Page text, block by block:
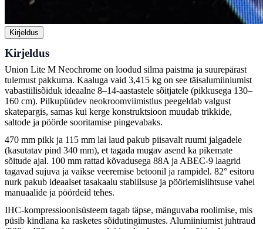
Kirjeldus
Kirjeldus
Union Lite M Neochrome on loodud silma paistma ja suurepärast
tulemust pakkuma. Kaaluga vaid 3,415 kg on see täisalumiiniumist
vabastiilisõiduk ideaalne 8–14-aastastele sõitjatele (pikkusega 130–
160 cm). Pilkupüüdev neokroomviimistlus peegeldab valgust
skatepargis, samas kui kerge konstruktsioon muudab trikkide,
saltode ja pöörde sooritamise pingevabaks.
470 mm pikk ja 115 mm lai laud pakub piisavalt ruumi jalgadele
(kasutatav pind 340 mm), et tagada mugav asend ka pikemate
sõitude ajal. 100 mm rattad kõvadusega 88A ja ABEC-9 laagrid
tagavad sujuva ja vaikse veeremise betoonil ja rampidel. 82° esitoru
nurk pakub ideaalset tasakaalu stabiilsuse ja pöörlemislihtsuse vahel
manuaalide ja pöördeid tehes.
IHC-kompressioonisüsteem tagab täpse, mänguvaba roolimise, mis
püsib kindlana ka rasketes sõidutingimustes. Alumiiniumist juhtraud